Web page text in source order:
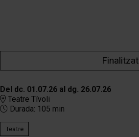
Finalitzat
Del dc. 01.07.26 al dg. 26.07.26
Teatre Tívoli
Durada: 105 min
Teatre